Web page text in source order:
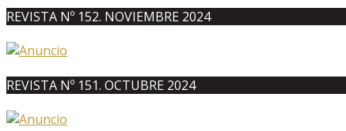
REVISTA Nº 152. NOVIEMBRE 2024
REVISTA Nº 151. OCTUBRE 2024